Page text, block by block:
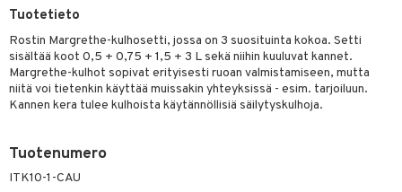
Tuotetieto
Rostin Margrethe-kulhosetti, jossa on 3 suosituinta kokoa. Setti
sisältää koot 0,5 + 0,75 + 1,5 + 3 L sekä niihin kuuluvat kannet.
Margrethe-kulhot sopivat erityisesti ruoan valmistamiseen, mutta
niitä voi tietenkin käyttää muissakin yhteyksissä - esim. tarjoiluun.
Kannen kera tulee kulhoista käytännöllisiä säilytyskulhoja.
Tuotenumero
ITK10-1-CAU
& Peitot
& Korit
& Veistokset
Art
& Lyhdyt
& Hyllyt
& Korit
tekstiilit
tekstiilit
ruokinta
& Lyhdyt
& vastauksia